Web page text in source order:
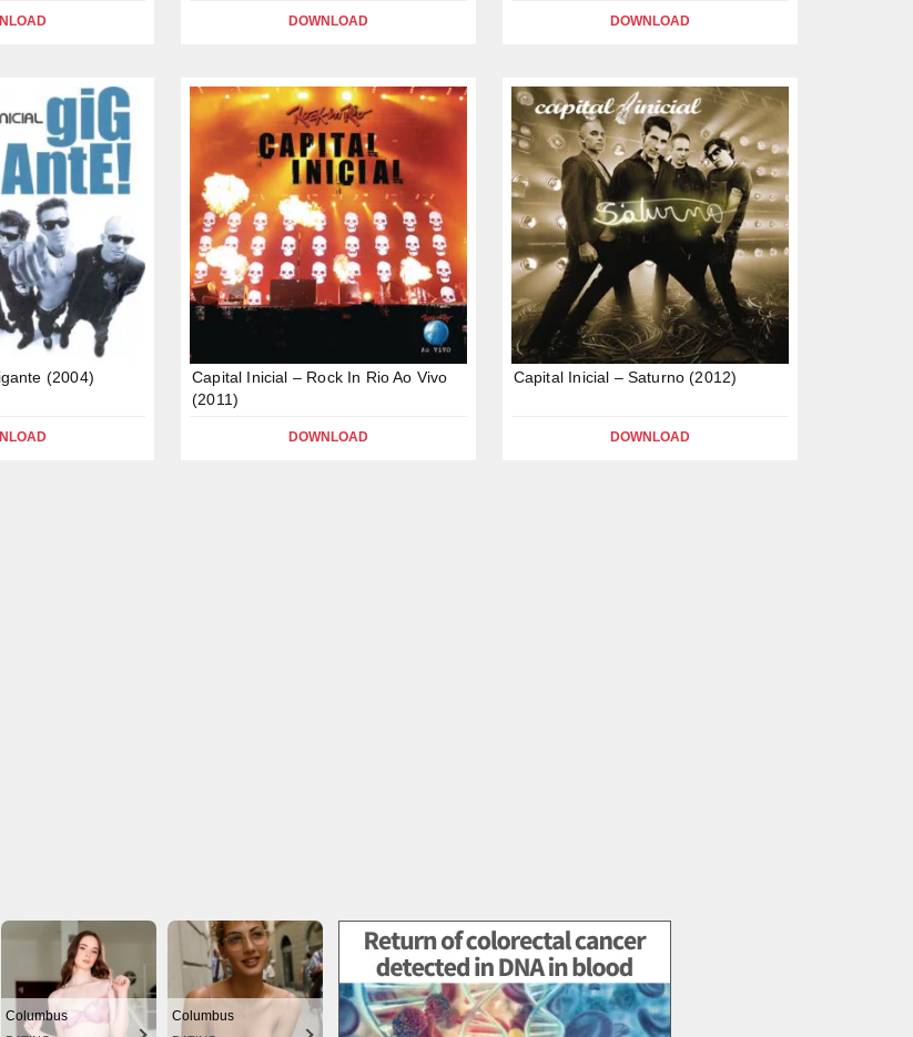
DOWNLOAD DOWNLOAD
(2004)
Capital Inicial – Rock In Rio Ao Vivo
(2011)
DOWNLOAD
Capital Inicial – Saturno (2012)
DOWNLOAD
Columbus Columbus